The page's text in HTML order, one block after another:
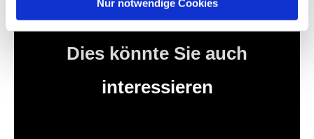
Nur notwendige Cookies
Dies könnte Sie auch
interessieren